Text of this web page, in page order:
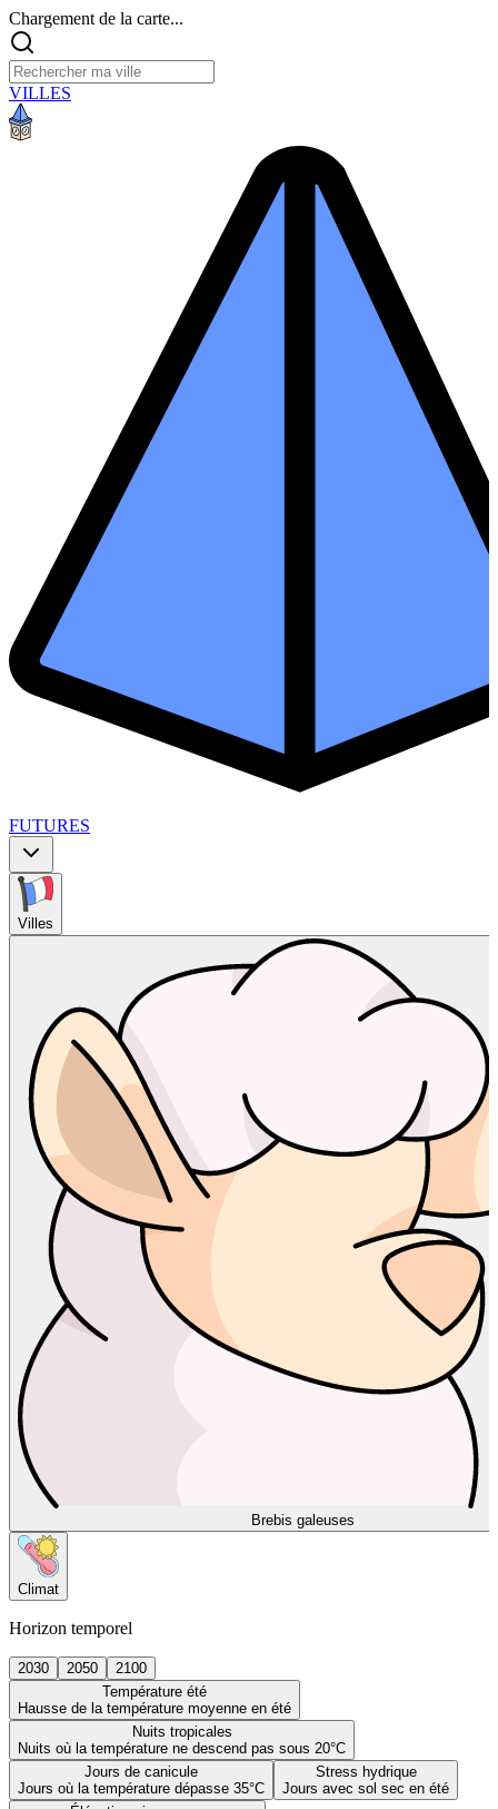
Chargement de la carte...
VILLES
FUTURES
Villes
Brebis galeuses
Climat
Horizon temporel
2030 2050
2100
Température été
Hausse de la température moyenne en été
Nuits tropicales
Nuits où la température ne descend pas sous 20°C
Jours de canicule
Jours où la température dépasse 35°C
Stress hydrique
Jours avec sol sec en été